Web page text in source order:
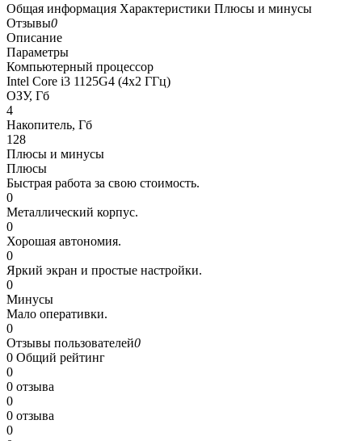
Общая информация Характеристики Плюсы и минусы
Отзывы0
Описание
Параметры
Компьютерный процессор
Intel Core i3 1125G4 (4x2 ГГц)
ОЗУ, Гб
4
Накопитель, Гб
128
Плюсы и минусы
Плюсы
Быстрая работа за свою стоимость.
0
Металлический корпус.
0
Хорошая автономия.
0
Яркий экран и простые настройки.
0
Минусы
Мало оперативки.
0
Отзывы пользователей0
0 Общий рейтинг
0
0 отзыва
0
0 отзыва
0